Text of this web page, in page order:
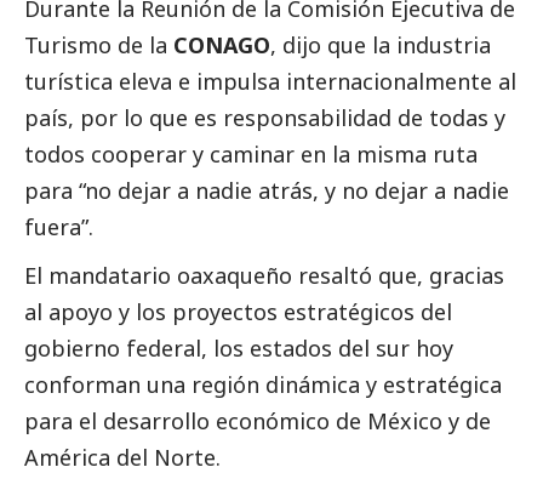
Durante la Reunión de la Comisión Ejecutiva de
Turismo de la CONAGO, dijo que la industria
turística eleva e impulsa internacionalmente al
país, por lo que es responsabilidad de todas y
todos cooperar y caminar en la misma ruta
para “no dejar a nadie atrás, y no dejar a nadie
fuera”.
El mandatario oaxaqueño resaltó que, gracias
al apoyo y los proyectos estratégicos del
gobierno federal, los estados del sur hoy
conforman una región dinámica y estratégica
para el desarrollo económico de México y de
América del Norte.